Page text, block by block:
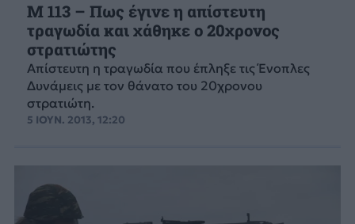
Μ 113 – Πως έγινε η απίστευτη
τραγωδία και χάθηκε ο 20χρονος
στρατιώτης
Απίστευτη η τραγωδία που έπληξε τις Ένοπλες
Δυνάμεις με τον θάνατο του 20χρονου
στρατιώτη.
5 ΙΟΥΝ. 2013, 12:20